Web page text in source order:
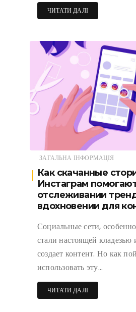
ЧИТАТИ ДАЛІ
ЗАГАЛЬНА ІНФОРМАЦІЯ
Как скачанные
Инстаграм
отслеживании
вдохновении для
Социальные сети,
стали настоящей кладезью
создает контент. Но как
использовать эту…
ЧИТАТИ ДАЛІ